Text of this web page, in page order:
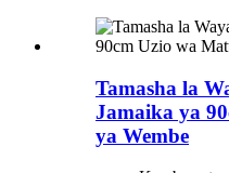
Tamasha la
Jamaika ya
ya Wembe